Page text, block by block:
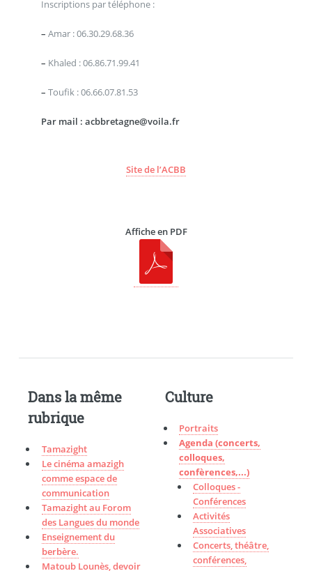
Inscriptions par téléphone :
– Amar : 06.30.29.68.36
– Khaled : 06.86.71.99.41
– Toufik : 06.66.07.81.53
Par mail : acbbretagne@voila.fr
Site de l’ACBB
Affiche en PDF
Dans la même
rubrique
Tamazight
Le cinéma amazigh
comme espace de
communication
Tamazight au Forom
des Langues du monde
Enseignement du
berbère.
Matoub Lounès, devoir
Culture
Portraits
Agenda (concerts,
colloques,
confèrences,...)
Colloques -
Conférences
Activités
Associatives
Concerts, théâtre,
conférences,